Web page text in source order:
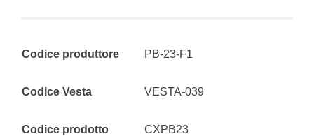
Codice produttore PB-23-F1
Codice Vesta VESTA-039
Codice prodotto CXPB23